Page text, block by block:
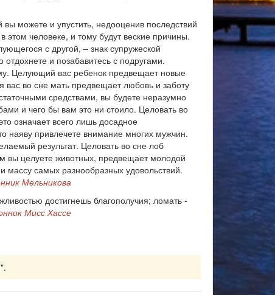
можете и упустить, недооценив последствий
этом человеке, и тому будут веские причины.
с другой, – знак супружеской
и позабавитесь с подругами.
Целующий вас ребенок предвещает новые
во сне мать предвещает любовь и заботу
средствами, вы будете неразумно
и чего бы вам это ни стоило. Целовать во
означает всего лишь досадное
наяву привлечете внимание многих мужчин.
результат. Целовать во сне лоб
вы целуете животных, предвещает молодой
самых разнообразных удовольствий.
Мельникова
достигнешь благополучия; ломать -
Мисс Хассе